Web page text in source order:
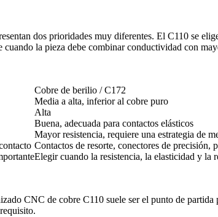
dos prioridades muy diferentes. El C110 se
la pieza debe combinar conductividad con
Cobre de berilio / C172
Media a alta, inferior al cobre puro
Alta
Buena, adecuada para contactos elásticos
Mayor resistencia, requiere una estrategia de
Contactos de resorte, conectores de precisión,
Elegir cuando la resistencia, la elasticidad y la
CNC de cobre C110 suele ser el punto de